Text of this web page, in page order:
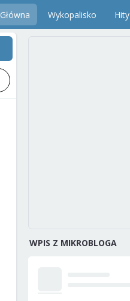
Główna Wykopalisko Hity
WPIS Z MIKROBLOGA